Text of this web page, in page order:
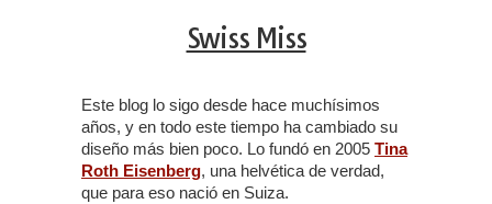
Swiss Miss
Este blog lo sigo desde hace muchísimos
años, y en todo este tiempo ha cambiado su
diseño más bien poco. Lo fundó en 2005 Tina
Roth Eisenberg, una helvética de verdad,
que para eso nació en Suiza.